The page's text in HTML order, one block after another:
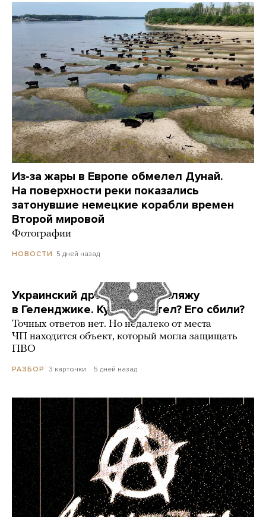
Из-за жары в Европе обмелел Дунай.
На поверхности реки показались
затонувшие немецкие корабли времен
Второй мировой
Фотографии
НОВОСТИ 5 дней назад
Украинский дрон попал по пляжу
в Геленджике. Куда он летел? Его сбили?
Точных ответов нет. Но недалеко от места
ЧП находится объект, который могла защищать
ПВО
РАЗБОР 3 карточки 5 дней назад